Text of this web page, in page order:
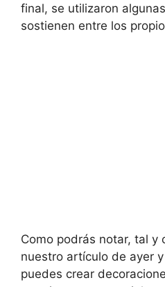
final, se utilizaron
sostienen entre los
Como podrás notar, tal y
nuestro artículo de ayer
puedes crear